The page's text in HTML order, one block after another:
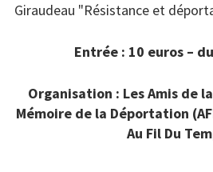
Giraudeau "Résistance et
Entrée : 10 euros –
Organisation : Les Amis de
Mémoire de la Déportation
Au Fil Du